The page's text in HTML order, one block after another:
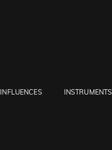
INFLUENCES INSTRUMENTS